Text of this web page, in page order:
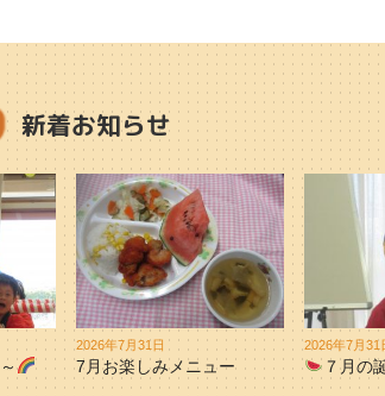
新着お知らせ
2026年7月31日
7月お楽しみメニュー
2026年7月31
７月の